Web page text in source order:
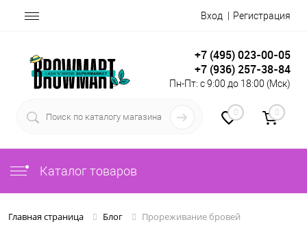
Вход Регистрация
+7 (495) 023-00-05
+7 (936) 257-38-84
Пн-Пт: с 9:00 до 18:00 (Мск)
0 0
Каталог товаров
Главная страница Блог Прореживание бровей